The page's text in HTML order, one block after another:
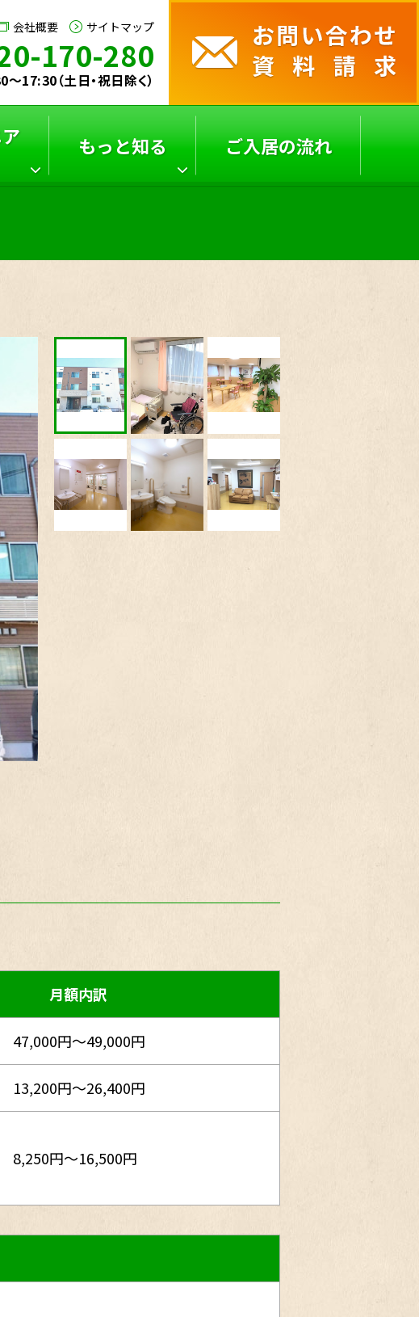
会社概要 サイトマップ
170-280
17:30（土日・祝日除く）
もっと知る
け
ご入居の流れ
月額内訳
47,000円～49,000円
13,200円～26,400円
8,250円～16,500円